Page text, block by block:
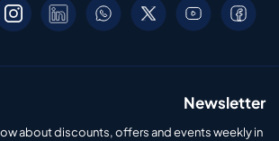
Newsletter
about discounts, offers and events weekly in